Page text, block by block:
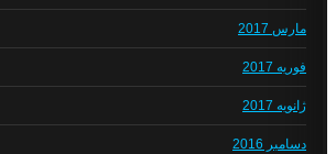
مارس 2017
فوریه 2017
ژانویه 2017
دسامبر 2016